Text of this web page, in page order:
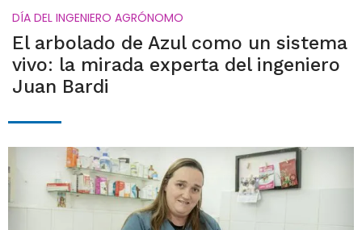
DÍA DEL INGENIERO AGRÓNOMO
El arbolado de Azul como un sistema
vivo: la mirada experta del ingeniero
Juan Bardi